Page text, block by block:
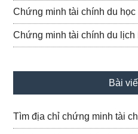
Chứng minh tài chính du học
Chứng minh tài chính du lịch
Bài
Tìm địa chỉ chứng minh tài